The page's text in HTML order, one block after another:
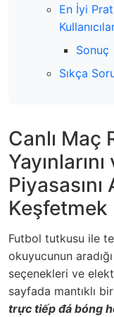
En İyi
Sonuç
Sıkça
Canlı Maç
Piyasasını
Keşfetmek
Futbol tutkusu ile
okuyucunun
seçenekleri ve
sayfada mantıklı
trực tiếp đá bóng